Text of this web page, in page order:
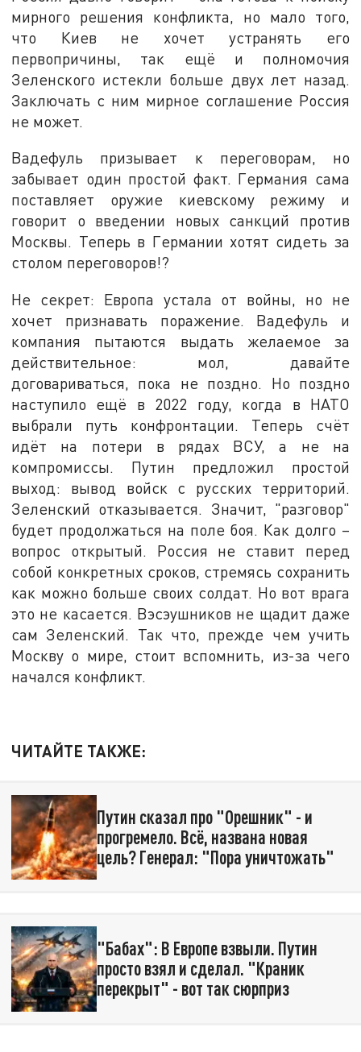
мирного решения конфликта, но мало того,
что Киев не хочет устранять его
первопричины, так ещё и полномочия
Зеленского истекли больше двух лет назад.
Заключать с ним мирное соглашение Россия
не может.
Вадефуль призывает к переговорам, но
забывает один простой факт. Германия сама
поставляет оружие киевскому режиму и
говорит о введении новых санкций против
Москвы. Теперь в Германии хотят сидеть за
столом переговоров!?
Не секрет: Европа устала от войны, но не
хочет признавать поражение. Вадефуль и
компания пытаются выдать желаемое за
действительное: мол, давайте
договариваться, пока не поздно. Но поздно
наступило ещё в 2022 году, когда в НАТО
выбрали путь конфронтации. Теперь счёт
идёт на потери в рядах ВСУ, а не на
компромиссы. Путин предложил простой
выход: вывод войск с русских территорий.
Зеленский отказывается. Значит, "разговор"
будет продолжаться на поле боя. Как долго –
вопрос открытый. Россия не ставит перед
собой конкретных сроков, стремясь сохранить
как можно больше своих солдат. Но вот врага
это не касается. Вэсэушников не щадит даже
сам Зеленский. Так что, прежде чем учить
Москву о мире, стоит вспомнить, из-за чего
начался конфликт.
ЧИТАЙТЕ ТАКЖЕ:
Путин сказал про "Орешник" - и
прогремело. Всё, названа новая
цель? Генерал: "Пора уничтожать"
"Бабах": В Европе взвыли. Путин
просто взял и сделал. "Краник
перекрыт" - вот так сюрприз